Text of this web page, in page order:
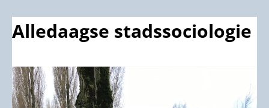
Alledaagse stadssociologie